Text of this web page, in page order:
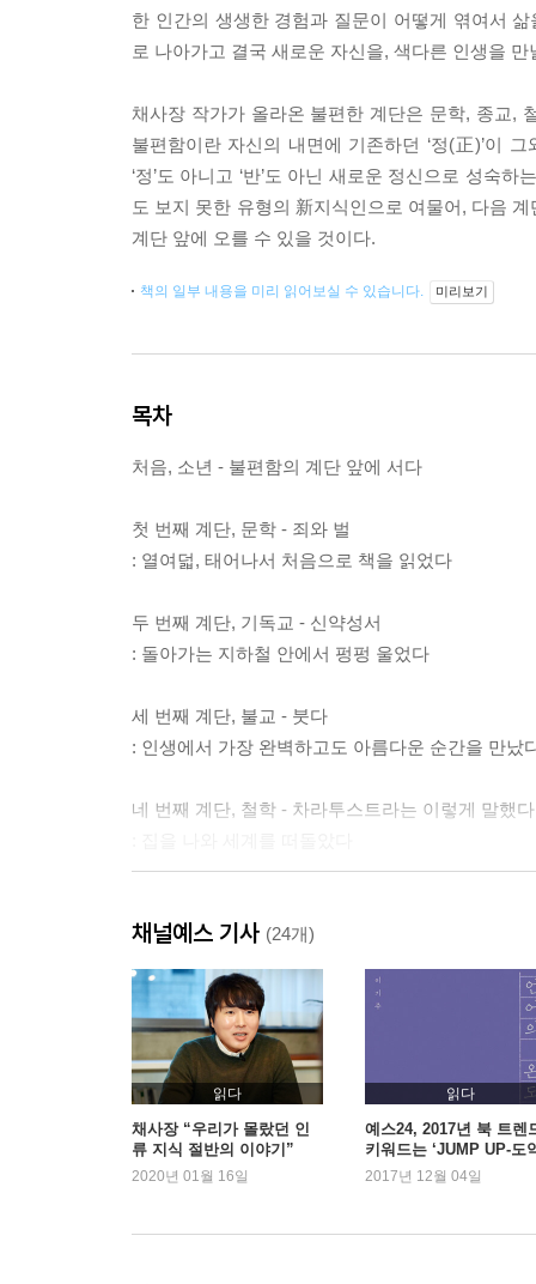
한 인간의 생생한 경험과 질문이 어떻게 엮여서
로 나아가고 결국 새로운 자신을, 색다른 인생을
채사장 작가가 올라온 불편한 계단은 문학, 종교,
불편함이란 자신의 내면에 기존하던 ‘정(正)’이
‘정’도 아니고 ‘반’도 아닌 새로운 정신으로 성숙
도 보지 못한 유형의 新지식인으로 여물어, 다음
계단 앞에 오를 수 있을 것이다.
책의 일부 내용을 미리 읽어보실 수 있습니다. 미리보기
목차
처음, 소년 - 불편함의 계단 앞에 서다
첫 번째 계단, 문학 - 죄와 벌
: 열여덟, 태어나서 처음으로 책을 읽었다
두 번째 계단, 기독교 - 신약성서
: 돌아가는 지하철 안에서 펑펑 울었다
세 번째 계단, 불교 - 붓다
: 인생에서 가장 완벽하고도 아름다운 순간을 만났
네 번째 계단, 철학 - 차라투스트라는 이렇게 말했다
: 하릴없이 사치스럽게 책을 읽었다
여섯 번째 계단, 이상 - 체 게바라
: 이상적인 인간을 만났다
일곱 번째 계단, 현실 - 공산당 선언
: 현실적인 인간이 되었다
여덟 번째 계단, 삶 - 메르세데스 소사
채널예스 기사 (24개)
읽다
채사장 “우리가 몰랐던 인
류 지식 절반의 이야기”
2020년 01월 16일
읽다
예스24, 2017년 북 트렌
키워드는 ‘JUMP UP-도
2017년 12월 04일